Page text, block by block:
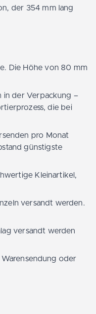
der 354 mm lang
Die Höhe von 80 mm
in der Verpackung –
die bei
pro Monat
günstigste
Kleinartikel,
versandt werden.
versandt werden
oder